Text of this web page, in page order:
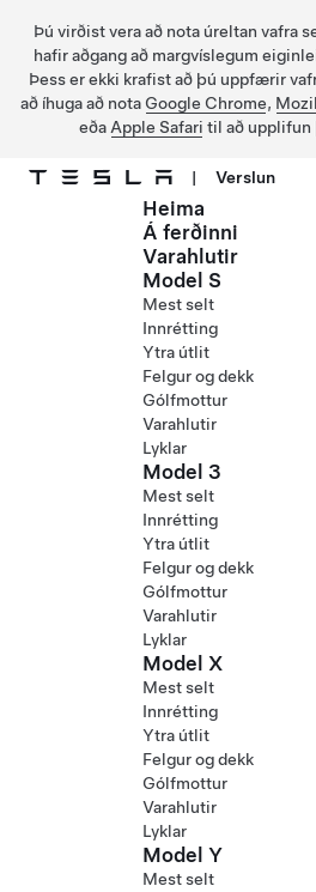
Þú virðist vera að nota úreltan vafra
hafir aðgang að margvíslegum
Þess er ekki krafist að þú uppfærir
að íhuga að nota Google Chrome,
eða Apple Safari til að upplifun
| Verslun
Heima
Á ferðinni
Varahlutir
Model S
Mest selt
Innrétting
Ytra útlit
Felgur og dekk
Gólfmottur
Varahlutir
Lyklar
Model 3
Mest selt
Innrétting
Ytra útlit
Felgur og dekk
Gólfmottur
Varahlutir
Lyklar
Model X
Mest selt
Innrétting
Ytra útlit
Felgur og dekk
Gólfmottur
Varahlutir
Lyklar
Model Y
Mest selt